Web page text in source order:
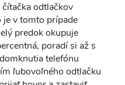
odtlačkov
je v tomto prípade
predok okupuje
poradí si až s
telefónu
ľubovoľného odtlačku